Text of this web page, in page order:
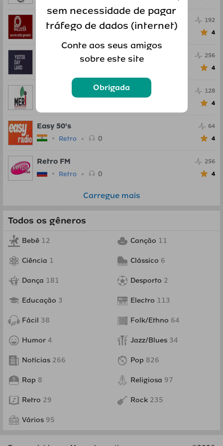
radio pallieter
Retro
192
4
Yesterdayland
256
4
Middle East Radio-International
128
4
Easy 50's
Retro 0
64
4
Retro FM
Retro 0
256
4
Carregue mais
Todos os gêneros
Bebê 12 Canção 11
Ciência 1 Clássico 6
Dança 181 Desporto 2
Educação 3 Electro 113
Fácil 38 Folk/Ethno 64
Humor 4 Jazz/Blues 34
Notícias 266 Pop 826
Rap 8 Religiosa 97
Retro 29 Rock 235
Vários 95
sem necessidade de pagar
tráfego de dados (internet)
Conte aos seus amigos
sobre este site
Obrigada